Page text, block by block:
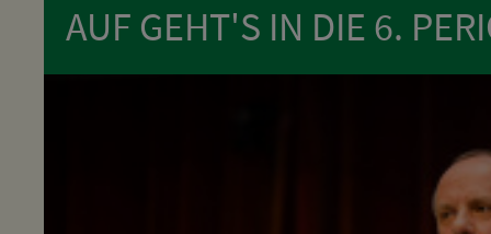
AUF GEHT'S IN DIE 6.